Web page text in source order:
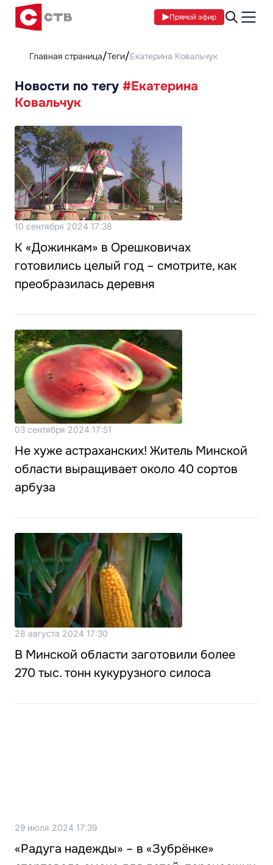
Прямой эфир
Главная страница Теги Екатерина Ковальчук
Новости по тегу #Екатерина
Ковальчук
10 сентября 2024 17:38
К «Дожинкам» в Орешковичах
готовились целый год – смотрите, как
преобразилась деревня
03 сентября 2024 17:51
Не хуже астраханских! Житель Минской
области выращивает около 40 сортов
арбуза
28 августа 2024 17:30
В Минской области заготовили более
270 тыс. тонн кукурузного силоса
29 июля 2024 17:39
«Радуга надежды» – в «Зубрёнке»